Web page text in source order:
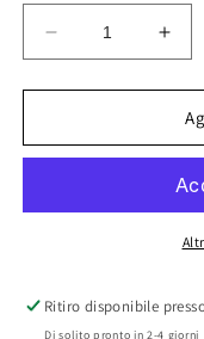
Diminuisci
quantità
per
5
C/AGGANCI
per
5
C/
Ritiro disponibile
Di solito pronto in 2-4 giorni